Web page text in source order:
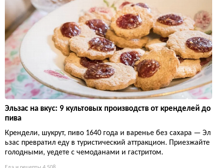
Эльзас на вкус: 9 культовых производств от кренделей до
пива
Крендели, шукрут, пиво 1640 года и варенье без сахара — Эл
ьзас превратил еду в туристический аттракцион. Приезжайте
голодными, уедете с чемоданами и гастритом.